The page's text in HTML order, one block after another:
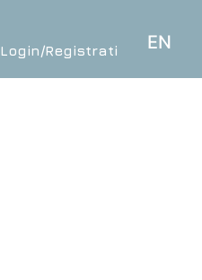
Login/Registrati EN